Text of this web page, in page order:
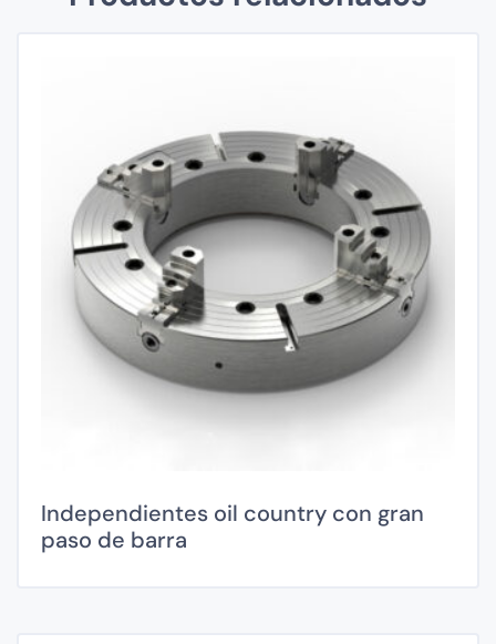
Independientes oil country con gran
paso de barra